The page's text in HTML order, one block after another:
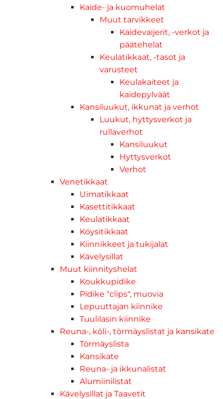
Kaide- ja kuomuhelat
Muut tarvikkeet
Kaidevaijerit, -verkot ja
päätehelat
Keulatikkaat, -tasot ja
varusteet
Keulakaiteet ja
kaidepylväät
Kansiluukut, ikkunat ja verhot
Luukut, hyttysverkot ja
rullaverhot
Kansiluukut
Hyttysverkot
Verhot
Venetikkaat
Uimatikkaat
Kasettitikkaat
Keulatikkaat
Köysitikkaat
Kiinnikkeet ja tukijalat
Kävelysillat
Muut kiinnityshelat
Koukkupidike
Pidike "clips", muovia
Lepuuttajan kiinnike
Tuulilasin kiinnike
Reuna-, köli-, törmäyslistat ja kansikate
Törmäyslista
Kansikate
Reuna- ja ikkunalistat
Alumiinilistat
Kävelysillat ja Taavetit